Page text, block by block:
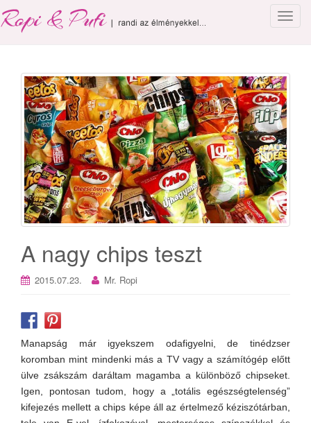
T
l
e
n
a
v
i
g
a
t
i
A nagy chips teszt
2015.07.23. Mr. Ropi
Manapság már igyekszem odafigyelni, de tinédzser
koromban mint mindenki más a TV vagy a számítógép előtt
ülve zsákszám daráltam magamba a különböző chipseket.
Igen, pontosan tudom, hogy a „totális egészségtelenség”
kifejezés mellett a chips képe áll az értelmező kéziszótárban,